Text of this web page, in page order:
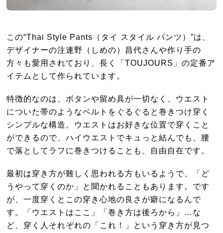
この“Thai Style Pants（タイ スタイル パンツ）”は、
デザイナーの注連野（しめの）昌代さんや作り手の
方々も愛用されており、長く「TOUJOURS」の定番ア
イテムとして作られています。
特徴的なのは、ボタンや留め具が一切なく、ウエスト
についた帯のようなベルトをぐるぐると巻きつけ穿く
シンプルな構造。ウエストはお好きな位置で穿くこと
ができるので、ハイウエストでキュっと結んでも、腰
で落としてラフに巻きつけることも、自由自在です。
最初は穿き方が難しく思われる方もいるようで、「ど
うやって穿くのか」と聞かれることもあります。です
が、一度穿くとこの穿き心地の良さが癖になるんで
す。「ウエストはここ」「巻き方は後ろから」…な
ど、穿く人それぞれの「これ！」という穿き方が見つ